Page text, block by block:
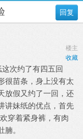
回复
楼主
收藏
次约了有四五回
很苗条，身上没有太
放假又约了一回，还
讲妹纸的优点，首先
穿着紧身裤，有肉
。